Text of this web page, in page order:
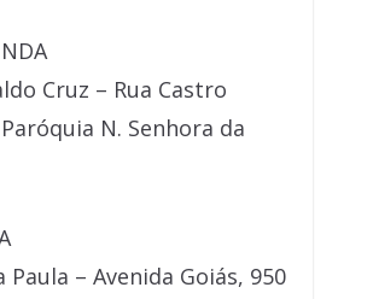
Cruz – Rua Castro
N. Senhora da
Paula – Avenida Goiás, 950